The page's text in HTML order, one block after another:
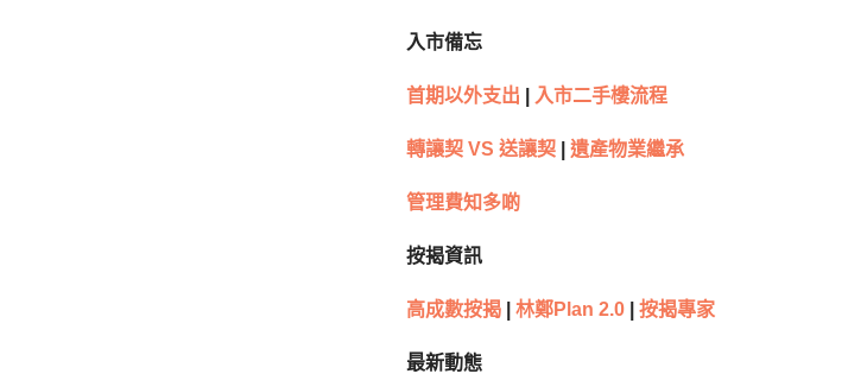
入市備忘
首期以外支出 入市二手樓流程
轉讓契 VS 送讓契 遺產物業繼承
管理費知多啲
按揭資訊
高成數按揭 林鄭Plan 2.0 按揭專家
最新動態